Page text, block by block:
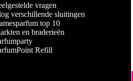
vragen
verschillende sluitingen
top 10
en braderieën
Refill